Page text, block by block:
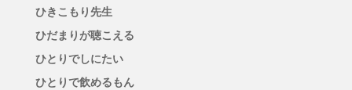
ひきこもり先生
ひだまりが聴こえる
ひとりでしにたい
ひとりで飲めるもん